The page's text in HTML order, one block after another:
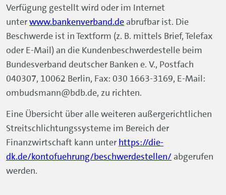
Verfügung gestellt wird oder im Internet
unterwww.bankenverband.deabrufbar ist. Die
Beschwerde ist in Textform (z. B. mittels Brief, Telefax
oder E-Mail) an die Kundenbeschwerdestelle beim
Bundesverband deutscher Banken e. V., Postfach
040307, 10062 Berlin, Fax: 030 1663-3169, E-Mail:
ombudsmann@bdb.de, zu richten.
Eine Übersicht über alle weiteren außergerichtlichen
Streitschlichtungssysteme im Bereich der
Finanzwirtschaft kann unter https://die-
dk.de/kontofuehrung/beschwerdestellen/abgerufen
werden.